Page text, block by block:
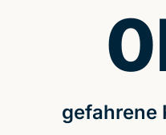
gefahrene
0